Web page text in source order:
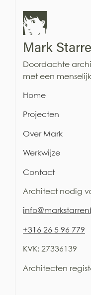
Mark
Doordachte
met een
Home
Projecten
Over Mark
Werkwijze
Contact
Architect nodig
i
+316 26 5 96 779
KVK: 27336139
Architecten